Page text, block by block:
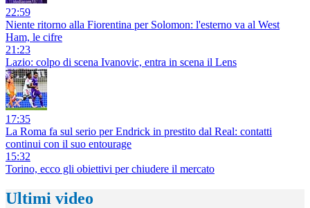
22:59
Niente ritorno alla Fiorentina per Solomon: l'esterno va al West
Ham, le cifre
21:23
Lazio: colpo di scena Ivanovic, entra in scena il Lens
17:35
La Roma fa sul serio per Endrick in prestito dal Real: contatti
continui con il suo entourage
15:32
Torino, ecco gli obiettivi per chiudere il mercato
Ultimi video